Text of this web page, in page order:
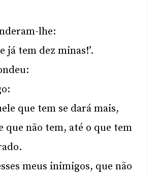
lhe:
já tem dez minas!’.
que tem se dará mais,
que não tem, até o que tem
meus inimigos, que não